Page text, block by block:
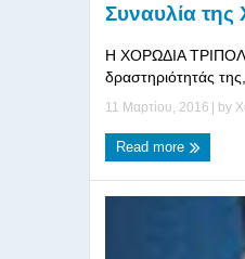
Συναυλία
Η ΧΟΡΩΔΙΑ
δραστηριότητάς της,
11 Μαρτίου, 2016 | by
Read more